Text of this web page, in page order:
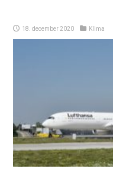
18. december 2020 Klima